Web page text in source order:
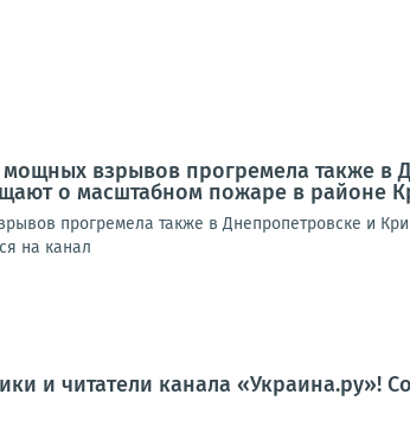
взрывов прогремела также в
о масштабном пожаре в районе
прогремела также в Днепропетровске и
на канал
и читатели канала «Украина.ру»!